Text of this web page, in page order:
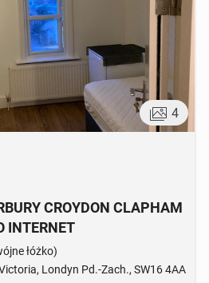
4
CROYDON CLAPHAM
INTERNET
łóżko)
Londyn Pd.-Zach., SW16 4AA